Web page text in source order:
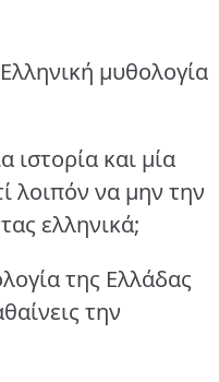
μυθολογία
ιστορία και μία
λοιπόν να μην την
ελληνικά;
της Ελλάδας
την